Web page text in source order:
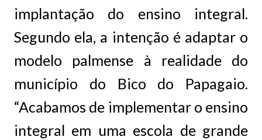
implantação do ensino integral.
Segundo ela, a intenção é adaptar o
modelo palmense à realidade do
município do Bico do Papagaio.
“Acabamos de implementar o ensino
integral em uma escola de grande